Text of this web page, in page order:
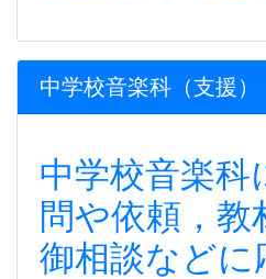
中学校音楽科（支援）
中学校音楽科
問や依頼，教
御相談などに